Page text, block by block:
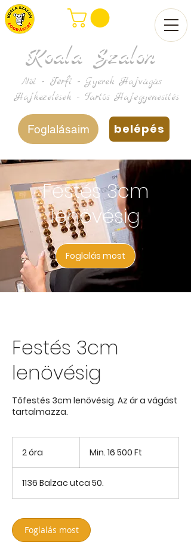
Koala Szalon
Női - Férfi - Gyerek Hajvágás
Hajkezelések - Tartós Hajegyenesítés
Foglalásaim belépés
Festés 3cm
lenövésig
Foglalás most
Festés 3cm
lenövésig
Tőfestés 3cm lenövésig. Az ár a vágást
tartalmazza.
2 óra
a
magyar
Min. 16 500 Ft
1136 Balzac utca 50.
Foglalás most